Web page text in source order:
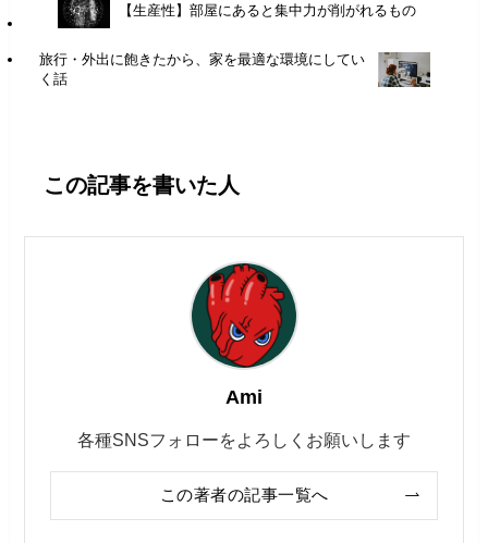
【生産性】部屋にあると集中力が削がれるもの
旅行・外出に飽きたから、家を最適な環境にしてい
く話
この記事を書いた人
Ami
各種SNSフォローをよろしくお願いします
この著者の記事一覧へ